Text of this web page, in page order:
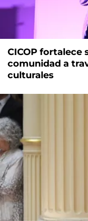
CICOP fortalece
comunidad a
culturales